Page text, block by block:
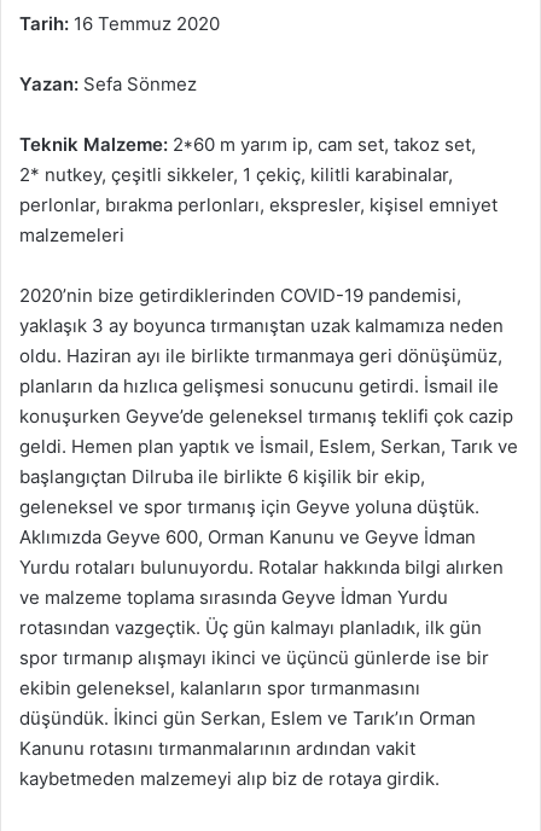
Tarih: 16 Temmuz 2020
Yazan: Sefa Sönmez
Teknik Malzeme: 2*60 m yarım ip, cam set, takoz set,
2* nutkey, çeşitli sikkeler, 1 çekiç, kilitli karabinalar,
perlonlar, bırakma perlonları, ekspresler, kişisel emniyet
malzemeleri
2020’nin bize getirdiklerinden COVID-19 pandemisi,
yaklaşık 3 ay boyunca tırmanıştan uzak kalmamıza neden
oldu. Haziran ayı ile birlikte tırmanmaya geri dönüşümüz,
planların da hızlıca gelişmesi sonucunu getirdi. İsmail ile
konuşurken Geyve’de geleneksel tırmanış teklifi çok cazip
geldi. Hemen plan yaptık ve İsmail, Eslem, Serkan, Tarık ve
başlangıçtan Dilruba ile birlikte 6 kişilik bir ekip,
geleneksel ve spor tırmanış için Geyve yoluna düştük.
Aklımızda Geyve 600, Orman Kanunu ve Geyve İdman
Yurdu rotaları bulunuyordu. Rotalar hakkında bilgi alırken
ve malzeme toplama sırasında Geyve İdman Yurdu
rotasından vazgeçtik. Üç gün kalmayı planladık, ilk gün
spor tırmanıp alışmayı ikinci ve üçüncü günlerde ise bir
ekibin geleneksel, kalanların spor tırmanmasını
düşündük. İkinci gün Serkan, Eslem ve Tarık’ın Orman
Kanunu rotasını tırmanmalarının ardından vakit
kaybetmeden malzemeyi alıp biz de rotaya girdik.